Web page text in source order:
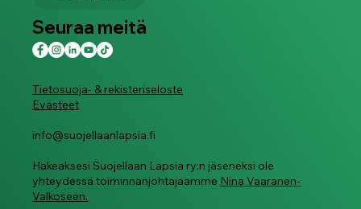
Tietosuoja- & rekisteriseloste
Evästeet
info@suojellaanlapsia.fi
Hakeaksesi Suojellaan Lapsia ry:n jäseneksi ole
yhteydessä toiminnanjohtajaamme Nina Vaaranen-
Valkoseen.
Seuraa meitä